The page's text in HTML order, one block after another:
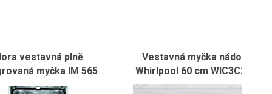
vestavná plně
myčka IM 565
Vestavná myčka nádobí
Whirlpool 60 cm WIC3C26F